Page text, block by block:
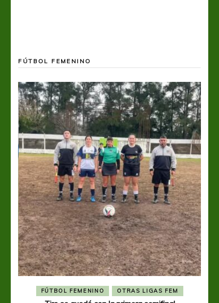
FÚTBOL FEMENINO
FÚTBOL FEMENINO OTRAS LIGAS FEM